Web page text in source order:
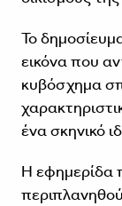
Το
εικόνα που
κυβόσχημα
ένα σκηνικό
Η εφημερίδα